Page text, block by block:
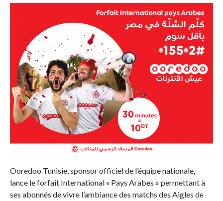
Ooredoo Tunisie, sponsor officiel de l’équipe nationale,
lance le forfait International « Pays Arabes » permettant à
ses abonnés de vivre l’ambiance des matchs des Aigles de